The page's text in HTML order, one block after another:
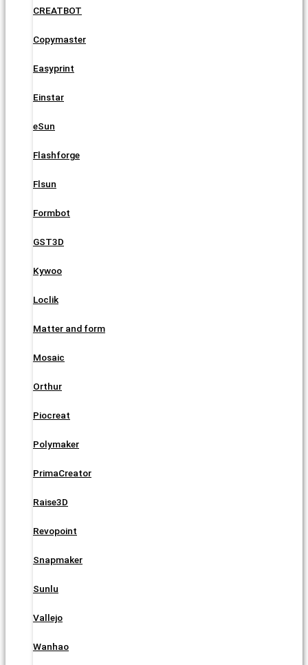
CREATBOT
Copymaster
Easyprint
Einstar
eSun
Flashforge
Flsun
Formbot
GST3D
Kywoo
Loclik
Matter and form
Mosaic
Orthur
Piocreat
Polymaker
PrimaCreator
Raise3D
Revopoint
Snapmaker
Sunlu
Vallejo
Wanhao